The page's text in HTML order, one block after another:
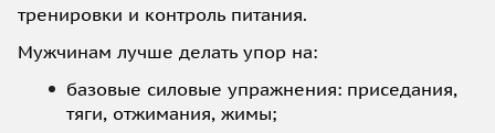
тренировки и контроль питания.
Мужчинам лучше делать упор на:
базовые силовые упражнения: приседания,
тяги, отжимания, жимы;